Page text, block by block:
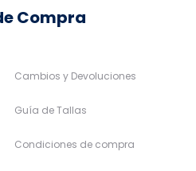
Compra
Cambios y Devoluciones
Guía de Tallas
Condiciones de compra